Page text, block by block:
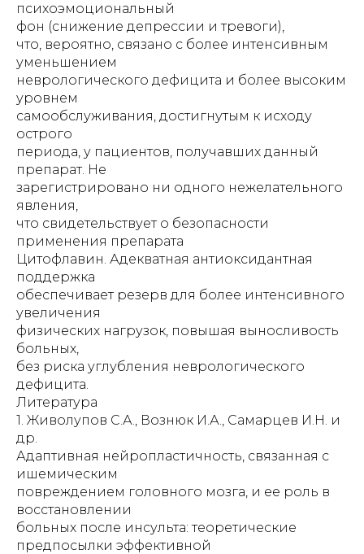
психоэмоциональный
фон (снижение депрессии и тревоги),
что, вероятно, связано с более интенсивным
уменьшением
неврологического дефицита и более высоким
уровнем
самообслуживания, достигнутым к исходу
острого
периода, у пациентов, получавших данный
препарат. Не
зарегистрировано ни одного нежелательного
явления,
что свидетельствует о безопасности
применения препарата
Цитофлавин. Адекватная антиоксидантная
поддержка
обеспечивает резерв для более интенсивного
увеличения
физических нагрузок, повышая выносливость
больных,
без риска углубления неврологического
дефицита.
Литература
1. Живолупов С.А., Вознюк И.А., Самарцев И.Н. и
др.
Адаптивная нейропластичность, связанная с
ишемическим
повреждением головного мозга, и ее роль в
восстановлении
больных после инсульта: теоретические
предпосылки эффективной